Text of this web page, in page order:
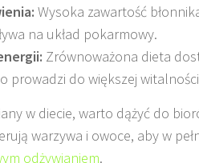
Wysoka zawartość
na układ pokarmowy.
Zrównoważona dieta
prowadzi do większej
w diecie, warto dążyć do
warzywa i owoce, aby w
odżywianiem.